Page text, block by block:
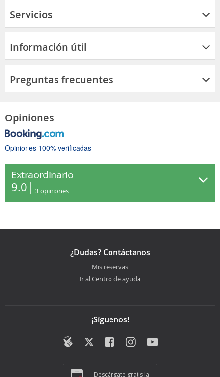
Servicios
Información útil
Preguntas frecuentes
Opiniones
Opiniones 100% verificadas
Extraordinario
9.0 3 opiniones
¿Dudas? Contáctanos
Mis reservas
Ir al Centro de ayuda
¡Síguenos!
Descárgate gratis la